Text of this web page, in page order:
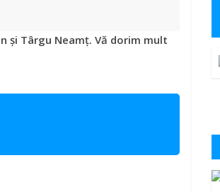
și Târgu Neamț. Vă dorim mult